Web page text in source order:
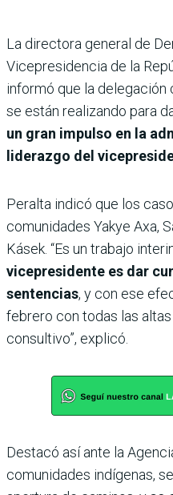
La directora general de
Vicepresidencia de la
informó que la delegación
se están realizando para
un gran impulso en la
liderazgo del
Peralta indicó que los
comunidades Yakye Axa,
Kásek. “Es un trabajo
vicepresidente es dar
sentencias, y con ese
febrero con todas las
consultivo”, explicó.
Destacó así ante la
comunidades indígenas,